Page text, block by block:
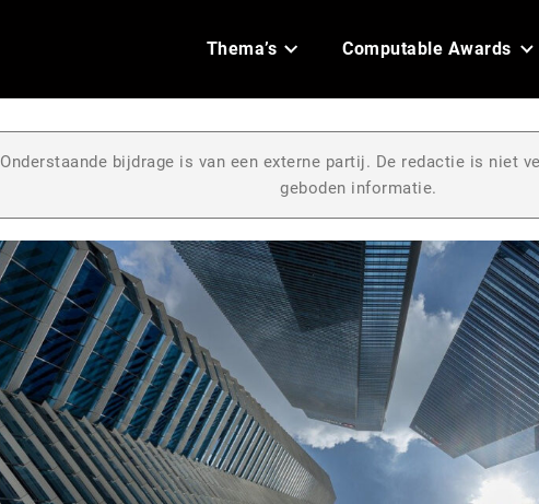
Thema’s Computable Awards
Onderstaande bijdrage is van een externe partij. De redactie is niet
geboden informatie.